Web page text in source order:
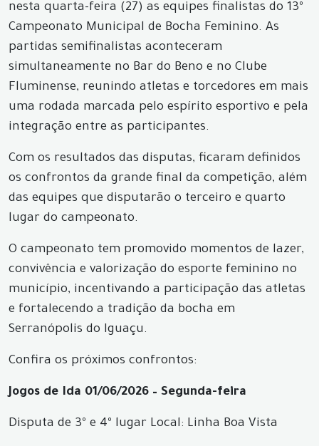
nesta quarta-feira (27) as equipes finalistas do 13º
Campeonato Municipal de Bocha Feminino. As
partidas semifinalistas aconteceram
simultaneamente no Bar do Beno e no Clube
Fluminense, reunindo atletas e torcedores em mais
uma rodada marcada pelo espírito esportivo e pela
integração entre as participantes.
Com os resultados das disputas, ficaram definidos
os confrontos da grande final da competição, além
das equipes que disputarão o terceiro e quarto
lugar do campeonato.
O campeonato tem promovido momentos de lazer,
convivência e valorização do esporte feminino no
município, incentivando a participação das atletas
e fortalecendo a tradição da bocha em
Serranópolis do Iguaçu.
Confira os próximos confrontos:
Jogos de Ida 01/06/2026 – Segunda-feira
Disputa de 3º e 4º lugar Local: Linha Boa Vista